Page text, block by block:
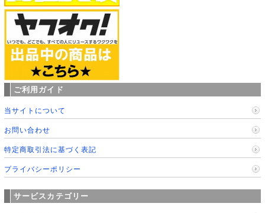
ご利用ガイド
当サイトについて
お問い合わせ
特定商取引法に基づく表記
プライバシーポリシー
サービスカテゴリー